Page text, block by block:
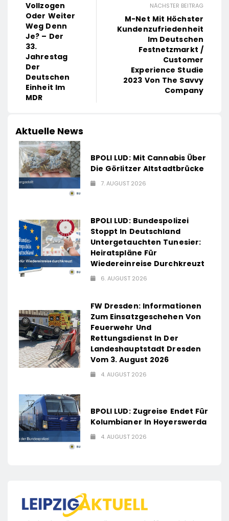
Vollzogen
Oder Weiter
Weg Denn
Je? – Der
33.
Jahrestag
Der
Deutschen
Einheit Im
MDR
NÄCHSTER BEITRAG
M-Net Mit Höchster
Kundenzufriedenheit
Im Deutschen
Festnetzmarkt /
Customer
Experience Studie
2023 Von The Savvy
Company
Aktuelle News
BPOLI LUD: Mit Cannabis Über
Die Görlitzer Altstadtbrücke
7. AUGUST 2026
BPOLI LUD: Bundespolizei
Stoppt In Deutschland
Untergetauchten Tunesier:
Heiratspläne Für
Wiedereinreise Durchkreuzt
6. AUGUST 2026
FW Dresden: Informationen
Zum Einsatzgeschehen Von
Feuerwehr Und
Rettungsdienst In Der
Landeshauptstadt Dresden
Vom 3. August 2026
4. AUGUST 2026
BPOLI LUD: Zugreise Endet Für
Kolumbianer In Hoyerswerda
4. AUGUST 2026